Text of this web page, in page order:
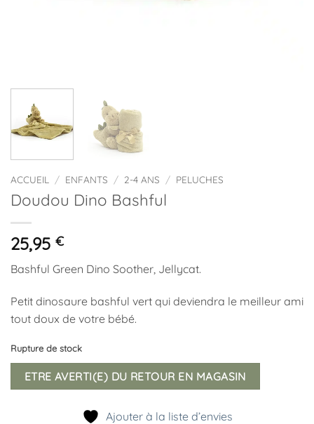
ACCUEIL / ENFANTS / 2-4 ANS / PELUCHES
Doudou Dino Bashful
25,95 €
Bashful Green Dino Soother, Jellycat.
Petit dinosaure bashful vert qui deviendra le meilleur ami
tout doux de votre bébé.
Rupture de stock
ETRE AVERTI(E) DU RETOUR EN MAGASIN
Ajouter à la liste d’envies